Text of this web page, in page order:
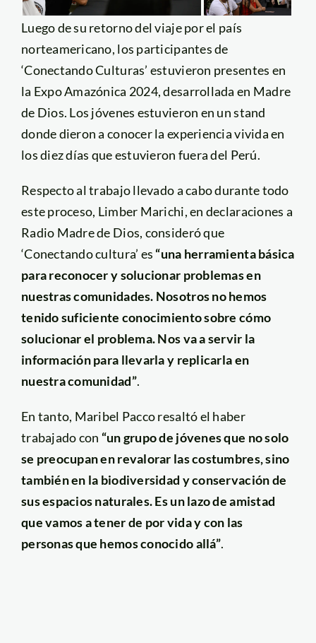
Luego de su retorno del viaje por el país
norteamericano, los participantes de
‘Conectando Culturas’ estuvieron presentes en
la Expo Amazónica 2024, desarrollada en Madre
de Dios. Los jóvenes estuvieron en un stand
donde dieron a conocer la experiencia vivida en
los diez días que estuvieron fuera del Perú.
Respecto al trabajo llevado a cabo durante todo
este proceso, Limber Marichi, en declaraciones a
Radio Madre de Dios, consideró que
‘Conectando cultura’ es “una herramienta básica
para reconocer y solucionar problemas en
nuestras comunidades. Nosotros no hemos
tenido suficiente conocimiento sobre cómo
solucionar el problema. Nos va a servir la
información para llevarla y replicarla en
nuestra comunidad”.
En tanto, Maribel Pacco resaltó el haber
trabajado con “un grupo de jóvenes que no solo
se preocupan en revalorar las costumbres, sino
también en la biodiversidad y conservación de
sus espacios naturales. Es un lazo de amistad
que vamos a tener de por vida y con las
personas que hemos conocido allá”.